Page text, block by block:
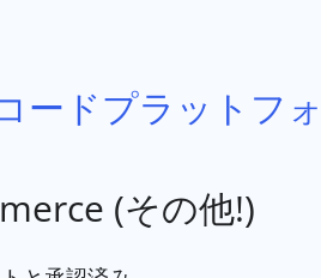
ードプラットフ
(その他!)